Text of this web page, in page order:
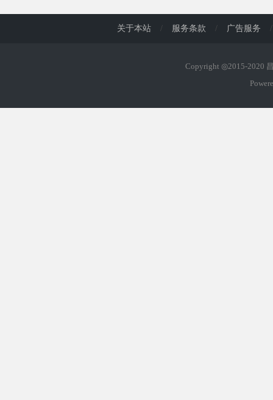
关于本站 / 服务条款 / 广告服务 /
Copyright ◎2015-2020